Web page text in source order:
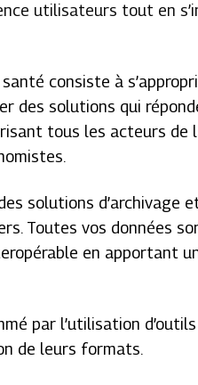
utilisateurs tout en
consiste à
des solutions qui
tous les acteurs de
solutions d’archivage
Toutes vos données
en apportant
par l’utilisation
de leurs formats.